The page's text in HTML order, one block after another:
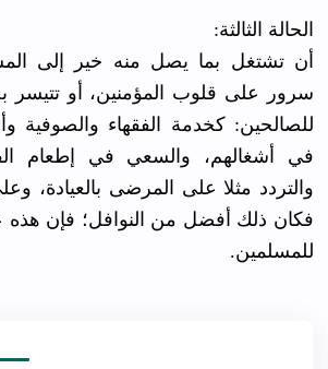
الحالة الثالثة:
أن تشتغل بما يصل منه خير إلى
سرور على قلوب المؤمنين، أو تتيسر
للصالحين: كخدمة الفقهاء والصوفية
في أشغالهم، والسعي في إطعام
والتردد مثلا على المرضى بالعيادة،
فكان ذلك أفضل من النوافل؛ فإن هذه
للمسلمين.